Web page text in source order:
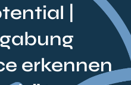
|
erkennen